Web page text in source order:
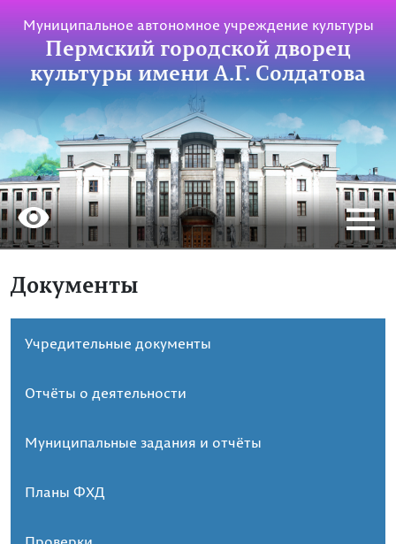
Муниципальное автономное учреждение культуры
Пермский городской дворец
культуры имени А.Г. Солдатова
Документы
Учредительные документы
Отчёты о деятельности
Муниципальные задания и отчёты
Планы ФХД